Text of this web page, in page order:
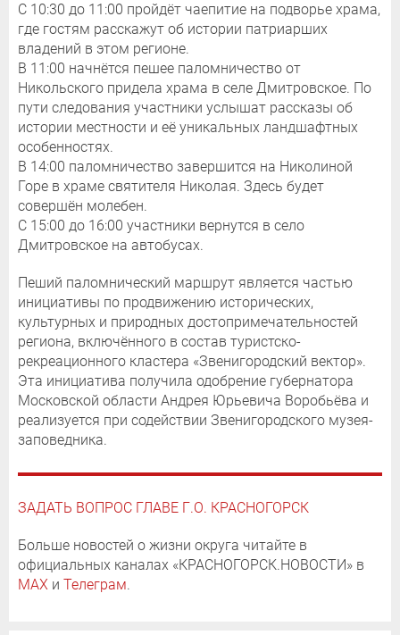
С 10:30 до 11:00 пройдёт чаепитие на подворье храма,
где гостям расскажут об истории патриарших
владений в этом регионе.
В 11:00 начнётся пешее паломничество от
Никольского придела храма в селе Дмитровское. По
пути следования участники услышат рассказы об
истории местности и её уникальных ландшафтных
особенностях.
В 14:00 паломничество завершится на Николиной
Горе в храме святителя Николая. Здесь будет
совершён молебен.
С 15:00 до 16:00 участники вернутся в село
Дмитровское на автобусах.
Пеший паломнический маршрут является частью
инициативы по продвижению исторических,
культурных и природных достопримечательностей
региона, включённого в состав туристско-
рекреационного кластера «Звенигородский вектор».
Эта инициатива получила одобрение губернатора
Московской области Андрея Юрьевича Воробьёва и
реализуется при содействии Звенигородского музея-
заповедника.
ЗАДАТЬ ВОПРОС ГЛАВЕ Г.О. КРАСНОГОРСК
Больше новостей о жизни округа читайте в
официальных каналах «КРАСНОГОРСК.НОВОСТИ» в
MAX и Телеграм.